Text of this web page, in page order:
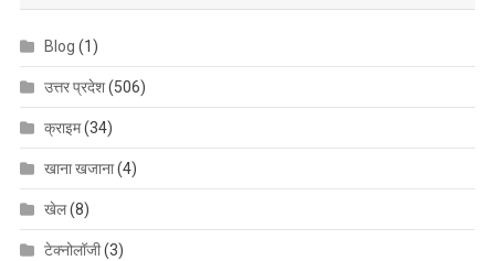
Blog (1)
उत्तर प्रदेश(506)
क्राइम(34)
खाना खजाना(4)
खेल(8)
टेक्नोलॉजी(3)